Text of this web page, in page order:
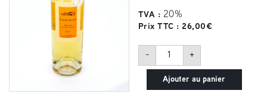
TVA : 20%
Prix TTC : 26,00€
-
Muscat
cap
corse
+
Ajouter au panier